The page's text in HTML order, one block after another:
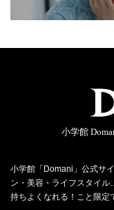
小学館
小学館「Domani」公式サ
ン・美容・ライフスタイ
持ちよくなれる！こと限定